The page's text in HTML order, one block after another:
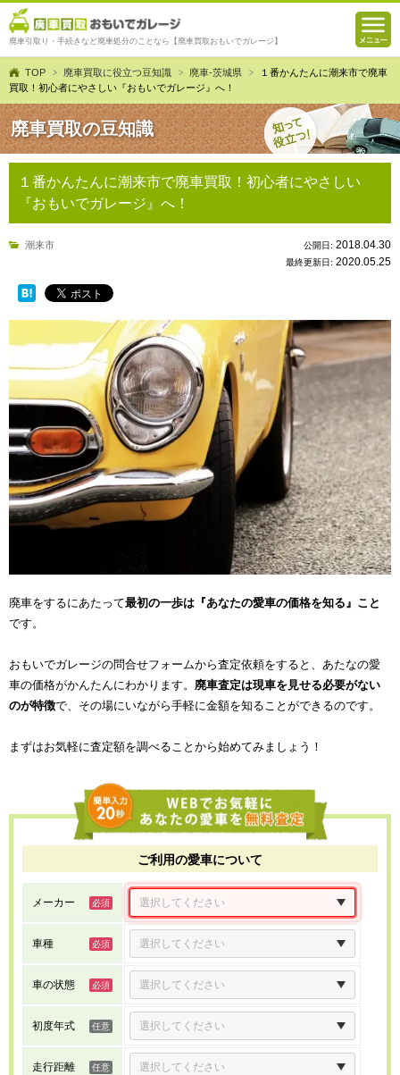
廃車引取り・手続きなど廃車処分のことなら【廃車買取おもいでガレージ】
TOP 廃車買取に役立つ豆知識 廃車-茨城県
１番かんたんに潮来市で廃車
買取！初心者にやさしい『おもいでガレージ』へ！
廃車買取の豆知識
１番かんたんに潮来市で廃車買取！初心者にやさしい
『おもいでガレージ』へ！
潮来市 公開日: 2018.04.30
最終更新日: 2020.05.25
廃車をするにあたって最初の一歩は『あなたの愛車の価格を知る』こと
です。
おもいでガレージの問合せフォームから査定依頼をすると、あたなの愛
車の価格がかんたんにわかります。 廃車査定は現車を見せる必要がない
のが特徴で、その場にいながら手軽に金額を知ることができるのです。
まずはお気軽に査定額を調べることから始めてみましょう！
ご利用の愛車について
メーカー
車種
車の状態
初度年式
走行距離